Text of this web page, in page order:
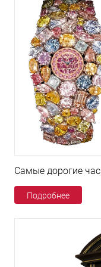
Самые дорогие
Подробнее